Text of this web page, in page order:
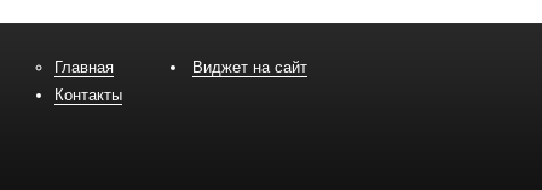
Главная
Контакты
Виджет на сайт